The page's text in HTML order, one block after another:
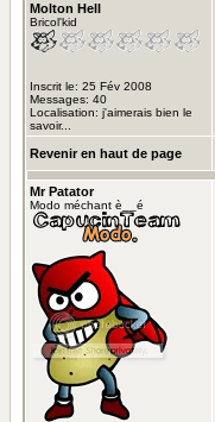
Molton Hell
Bricol'kid
Inscrit le: 25 Fév 2008
Messages: 40
Localisation: j'aimerais bien le
savoir...
Revenir en haut de page
Mr Patator
Modo méchant è__é